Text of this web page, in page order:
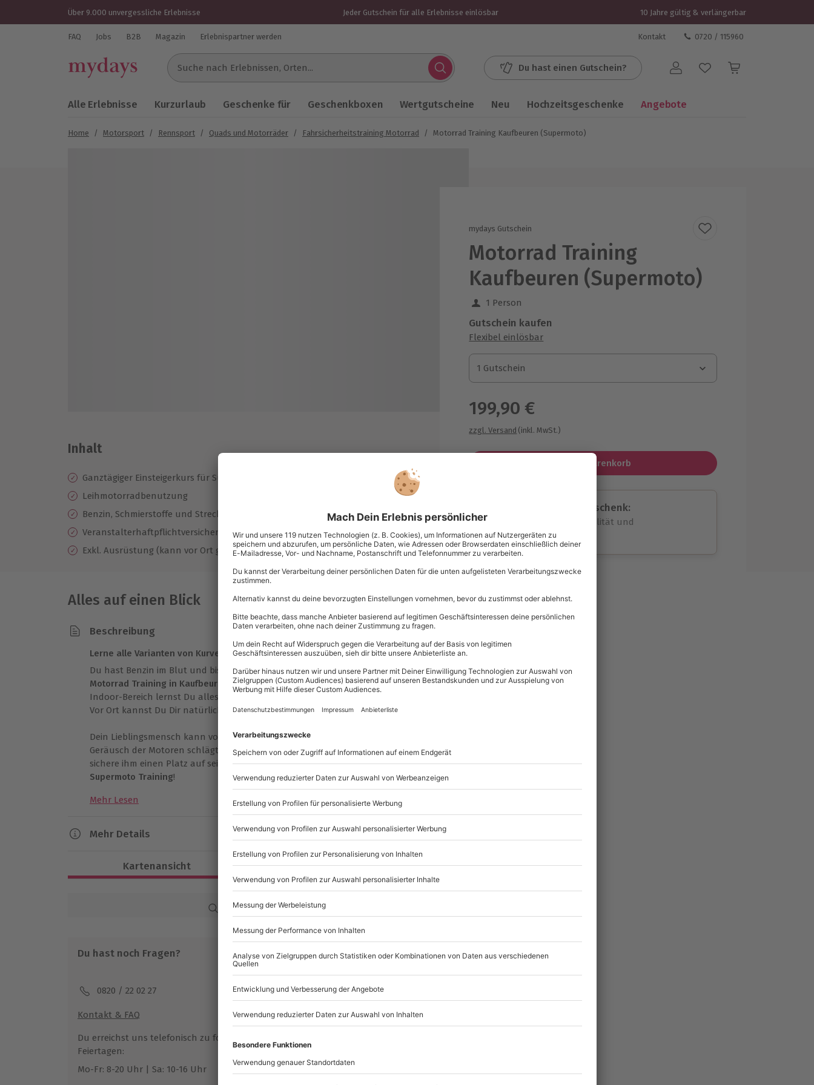
Über 9.000 unvergessliche Erlebnisse Jeder Gutschein für alle Erlebnisse einlösbar 10 Jahre gültig & verlängerbar
FAQ Jobs B2B Magazin Erlebnispartner werden Kontakt 0720 / 115960
Suche nach Erlebnissen...
Du hast einen Gutschein? Benutzerkonto
Alle Erlebnisse Kurzurlaub Geschenke für Geschenkboxen Wertgutscheine Neu Hochzeitsgeschenke Angebote
Home / Motorsport / Rennsport / Quads und Motorräder / Fahrsicherheitstraining Motorrad / Motorrad Training Kaufbeuren (Supermoto)
mydays Gutschein
Motorrad Training
Kaufbeuren (Supermoto)
1 Person
Gutschein kaufen
Flexibel einlösbar
1 Gutschein
1 Gutschein
1 Gutschein
199,90 €
zzgl. Versand (inkl. MwSt.)
In den Warenkorb
Immer das passende Geschenk:
Große Auswahl, volle Flexibilität und
maximale Sicherheit
Große Auswahl
Erlebnisse.
Jeder Gutschein für alle Erlebnisse
einlösbar.
10 Jahre gültig & verlängerbar.
Inhalt
Ganztägiger Einsteigerkurs für Supermoto (indoor)
Leihmotorradbenutzung
Benzin, Schmierstoffe und Streckengebühr
Veranstalterhaftpflichtversicherung
Exkl. Ausrüstung (kann vor Ort geliehen werden)
Alles auf einen Blick
Beschreibung
Lerne alle Varianten von Kurven kennen
Du hast Benzin im Blut und bist begeisterter Supermoto Fan? Dann auf zum
Motorrad Training in Kaufbeuren
! Bei dem ganztägigen Einsteigerkurs im
Indoor-Bereich lernst Du alles, was man zum Supermoto Fahren braucht.
Vor Ort kannst Du Dir natürlich ein Fahrzeug leihen. Ab geht die Post!
Dein Lieblingsmensch kann von Supermoto nicht genug bekommen? Beim
Geräusch der Motoren schlägt sein Herz automatisch schneller? Dann
sichere ihm einen Platz auf seinem Motorrad undüberrasche ihn mit dem
Supermoto Training!
Mehr Lesen
Mehr Details
Ca. 6-8 Stunden
Teilnahmebedingungen
Bei Minderjährigen ist die Einverständniserklärung der
Erziehungsberechtigten mitzubringen
Sichere Grundkenntnisse im Motorradfahren
Ausrüstung & Kleidung
Mitzubringen: Motorradjacke, -hose oder -lederkombi (kann gegen einen
Kartenansicht Listenansicht
Karte in Großansicht
Du hast noch Fragen?
0820 / 22 02 27
Kontakt & FAQ
mydaysGmbH
Mühldorfstraße 8
81671 München
Du erreichst uns telefonisch zu folgenden Zeiten, außer an bundesweiten
Feiertagen:
Mo-Fr: 8-20 Uhr | Sa: 10-16 Uhr